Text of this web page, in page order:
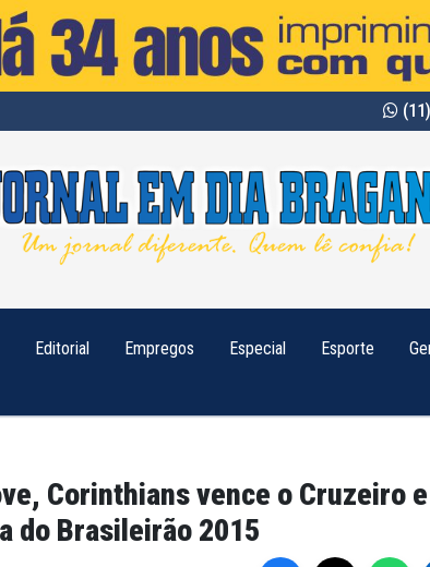
Editorial Empregos Especial Esporte
Corinthians vence o Cruzeiro
do Brasileirão 2015